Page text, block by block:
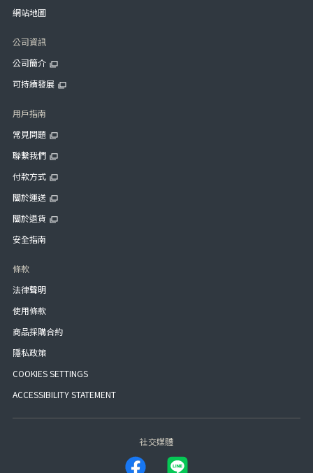
網站地圖
公司資訊
公司簡介
可持續發展
用戶指南
常見問題
聯繫我們
付款方式
關於運送
關於退貨
安全指南
條款
法律聲明
使用條款
商品採購合約
隱私政策
COOKIES SETTINGS
ACCESSIBILITY STATEMENT
社交媒體